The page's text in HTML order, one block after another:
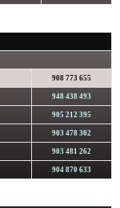
908 773 655
948 438 493
905 212 395
903 478 302
903 481 262
904 870 633